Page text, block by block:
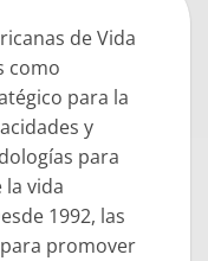
de Vida
como
para la
y
para
la vida
1992, las
promover